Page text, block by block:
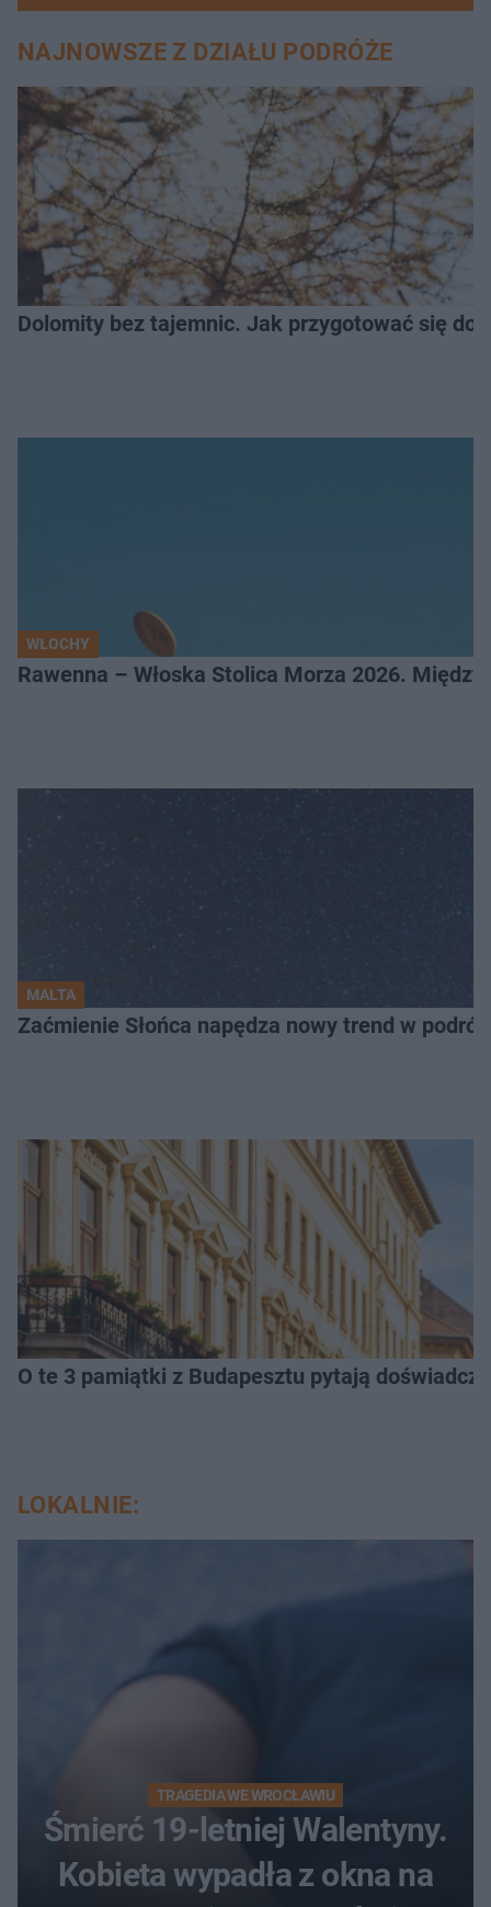
NAJNOWSZE Z DZIAŁU PODRÓŻE
Dolomity bez tajemnic. Jak przygotować się do
WŁOCHY
Rawenna – Włoska Stolica Morza 2026.
MALTA
Zaćmienie Słońca napędza nowy trend w
O te 3 pamiątki z Budapesztu pytają
LOKALNIE:
TRAGEDIA WE WROCŁAWIU
Śmierć 19-letniej Walentyny.
Kobieta wypadła z okna na